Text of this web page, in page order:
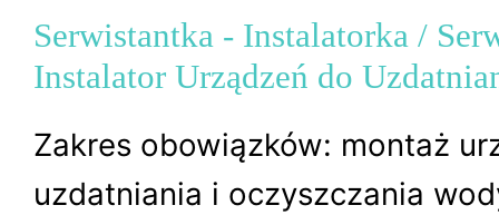
Serwistantka - Instalatorka /
Instalator Urządzeń do
Zakres obowiązków: montaż
uzdatniania i oczyszczania